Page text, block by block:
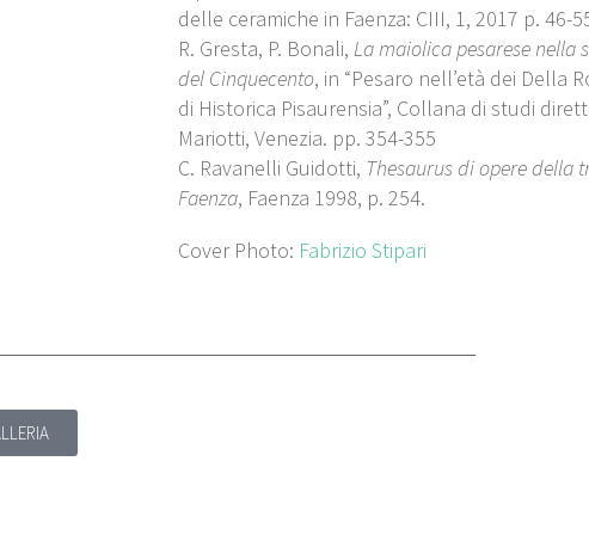
delle ceramiche in Faenza: CIII, 1, 2017 p. 46-
R. Gresta, P. Bonali, La maiolica pesarese nella
del Cinquecento, in “Pesaro nell’età dei Della
di Historica Pisaurensia”, Collana di studi
Mariotti, Venezia. pp. 354-355
C. Ravanelli Guidotti, Thesaurus di opere della
Faenza, Faenza 1998, p. 254.
Cover Photo: Fabrizio Stipari